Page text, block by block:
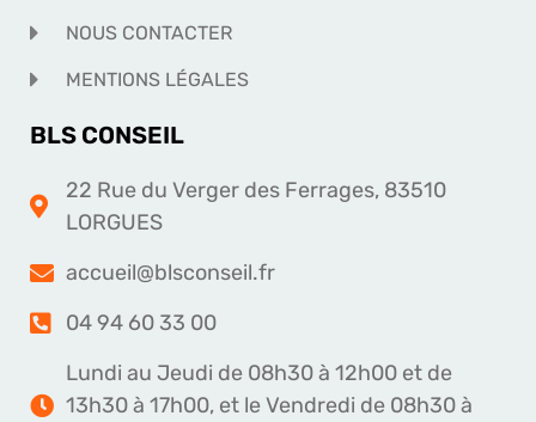
NOUS CONTACTER
MENTIONS LÉGALES
BLS CONSEIL
22 Rue du Verger des Ferrages, 83510
LORGUES
accueil@blsconseil.fr
04 94 60 33 00
Lundi au Jeudi de 08h30 à 12h00 et de
13h30 à 17h00, et le Vendredi de 08h30 à